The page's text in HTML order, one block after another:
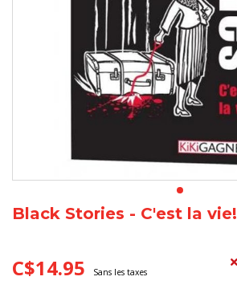
Black Stories - C'est la vie!
C$14.95 Sans les taxes